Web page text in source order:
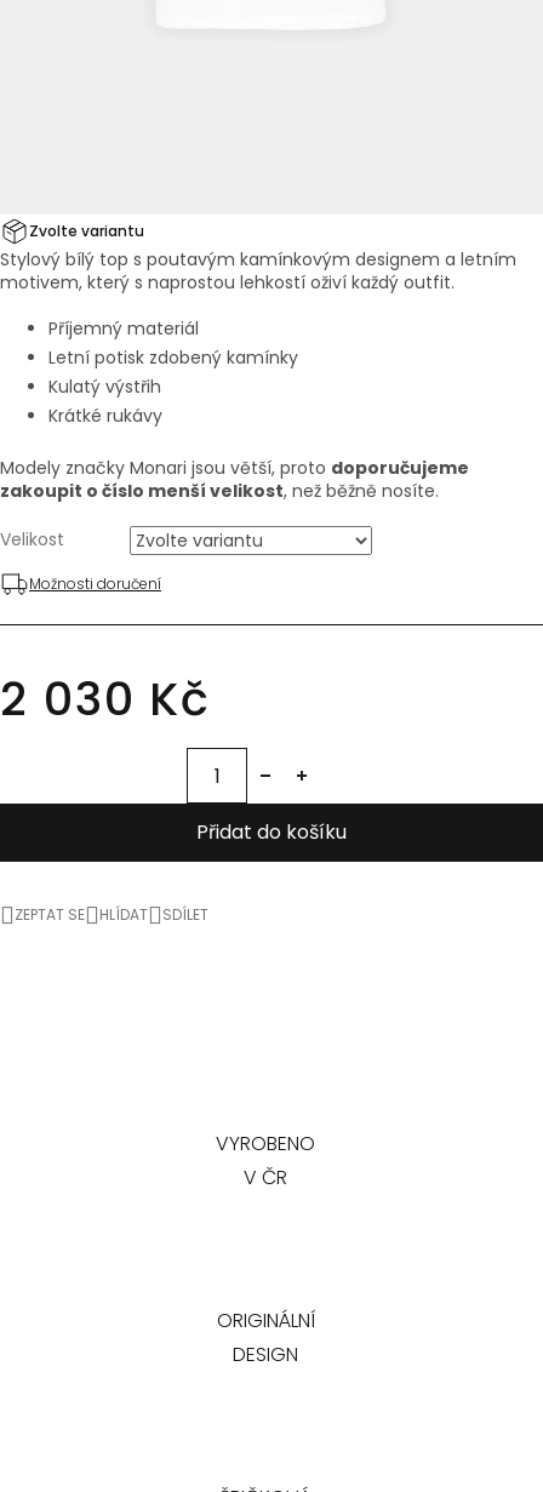
2 030 Kč
Zvolte variantu
Velikost
Možnosti doručení
Přidat do košíku
Stylový bílý top s poutavým kamínkovým designem a letním
motivem, který s naprostou lehkostí oživí každý outfit.
Příjemný materiál
Letní potisk zdobený kamínky
Kulatý výstřih
Krátké rukávy
Modely značky Monari jsou větší, proto doporučujeme
zakoupit o číslo menší velikost, než běžně nosíte.
ZEPTAT SE HLÍDAT SDÍLET
VYROBENO
V ČR
ORIGINÁLNÍ
DESIGN